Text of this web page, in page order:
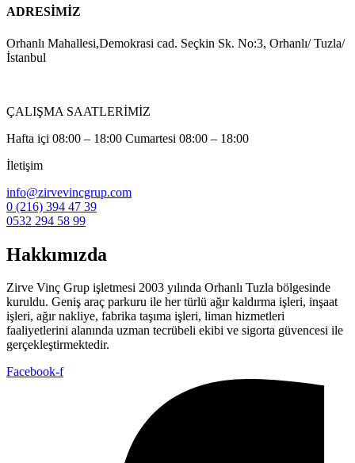
ADRESİMİZ
Orhanlı Mahallesi,Demokrasi cad. Seçkin Sk. No:3, Orhanlı/ Tuzla/
İstanbul
ÇALIŞMA SAATLERİMİZ
Hafta içi 08:00 – 18:00 Cumartesi 08:00 – 18:00
İletişim
info@zirvevincgrup.com
0 (216) 394 47 39
0532 294 58 99
Hakkımızda
Zirve Vinç Grup işletmesi 2003 yılında Orhanlı Tuzla bölgesinde
kuruldu. Geniş araç parkuru ile her türlü ağır kaldırma işleri, inşaat
işleri, ağır nakliye, fabrika taşıma işleri, liman hizmetleri
faaliyetlerini alanında uzman tecrübeli ekibi ve sigorta güvencesi ile
gerçekleştirmektedir.
Facebook-f